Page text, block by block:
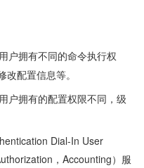
户拥有不同的命令执行权
配置信息等。
户拥有的配置权限不同，级
Dial-In User
，Accounting）服